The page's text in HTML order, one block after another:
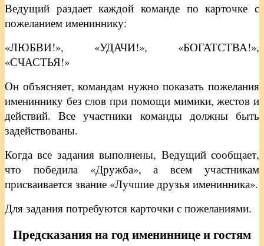
Ведущий раздает каждой команде по карточке с
пожеланием имениннику:
«ЛЮБВИ!», «УДАЧИ!», «БОГАТСТВА!»,
«СЧАСТЬЯ!»
Он объясняет, командам нужно показать пожелания
имениннику без слов при помощи мимики, жестов и
действий. Все участники команды должны быть
задействованы.
Когда все задания выполнены, Ведущий сообщает,
что победила «Дружба», а всем участникам
присваивается звание «Лучшие друзья именинника».
Для задания потребуются карточки с пожеланиями.
Предсказания на год имениннице и гостям